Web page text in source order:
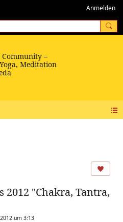
Anmelden
2012 "Chakra, Tantra,
um 3:13